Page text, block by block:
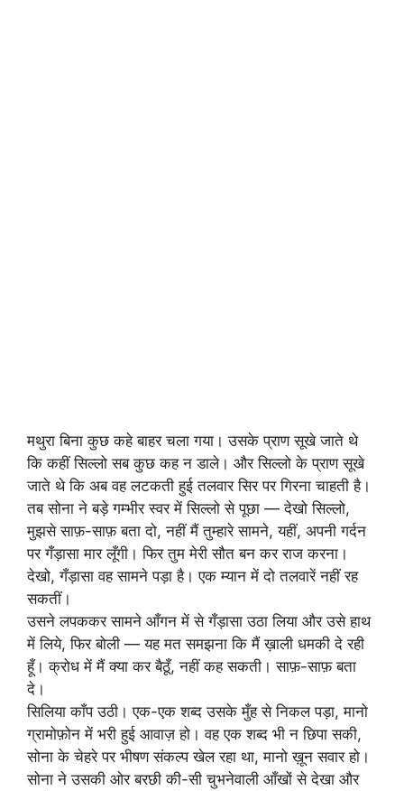
मथुरा बिना कुछ कहे बाहर चला गया। उसके प्राण सूखे जाते थे
कि कहीं सिल्लो सब कुछ कह न डाले। और सिल्लो के प्राण सूखे
जाते थे कि अब वह लटकती हुई तलवार सिर पर गिरना चाहती है।
तब सोना ने बड़े गम्भीर स्वर में सिल्लो से पूछा — देखो सिल्लो,
मुझसे साफ़-साफ़ बता दो, नहीं मैं तुम्हारे सामने, यहीं, अपनी गर्दन
पर गँड़ासा मार लूँगी। फिर तुम मेरी सौत बन कर राज करना।
देखो, गँड़ासा वह सामने पड़ा है। एक म्यान में दो तलवारें नहीं रह
सकतीं।
उसने लपककर सामने आँगन में से गँड़ासा उठा लिया और उसे हाथ
में लिये, फिर बोली — यह मत समझना कि मैं ख़ाली धमकी दे रही
हूँ। क्रोध में मैं क्या कर बैठूँ, नहीं कह सकती। साफ़-साफ़ बता
दे।
सिलिया काँप उठी। एक-एक शब्द उसके मुँह से निकल पड़ा, मानो
ग्रामोफ़ोन में भरी हुई आवाज़ हो। वह एक शब्द भी न छिपा सकी,
सोना के चेहरे पर भीषण संकल्प खेल रहा था, मानो ख़ून सवार हो।
सोना ने उसकी ओर बरछी की-सी चुभनेवाली आँखों से देखा और